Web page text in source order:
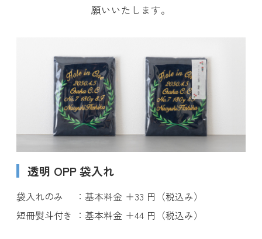
願いいたします。
透明 OPP 袋入れ
袋入れのみ
基本料金 ＋33 円（税込み）
短冊熨斗付き
基本料金 ＋44 円（税込み）